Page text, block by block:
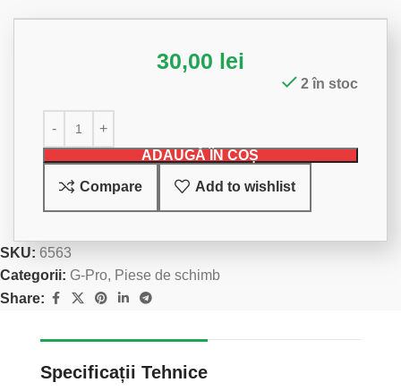
30,00 lei
2 în stoc
ADAUGĂ ÎN COȘ
Compare Add to wishlist
SKU: 6563
Categorii: G-Pro, Piese de schimb
Share:
Specificații Tehnice